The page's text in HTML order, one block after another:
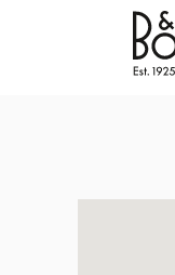
Bang &